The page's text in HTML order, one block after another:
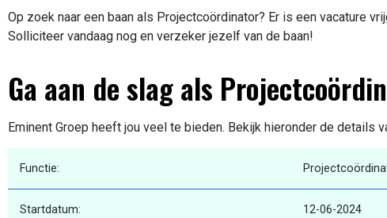
Op zoek naar een baan als Projectcoördinator? Er is een vacature
Solliciteer vandaag nog en verzeker jezelf van de baan!
Ga aan de slag als
Eminent Groep heeft jou veel te bieden. Bekijk hieronder de details
Functie:
Startdatum: 12-06-2024